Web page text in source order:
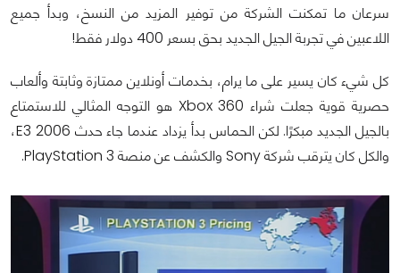
سرعان ما تمكنت الشركة من توفير المزيد من النسخ، وبدأ جميع
اللاعبين في تجربة الجيل الجديد بحق بسعر 400 دولار فقط!
كل شيء كان يسير على ما يرام، بخدمات أونلاين ممتازة وثابتة وألعاب
حصرية قوية جعلت شراء Xbox 360 هو التوجه المثالي للاستمتاع
بالجيل الجديد مبكرًا. لكن الحماس بدأ يزداد عندما جاء حدث E3 2006،
والكل كان يترقب شركة Sony والكشف عن منصة PlayStation 3.